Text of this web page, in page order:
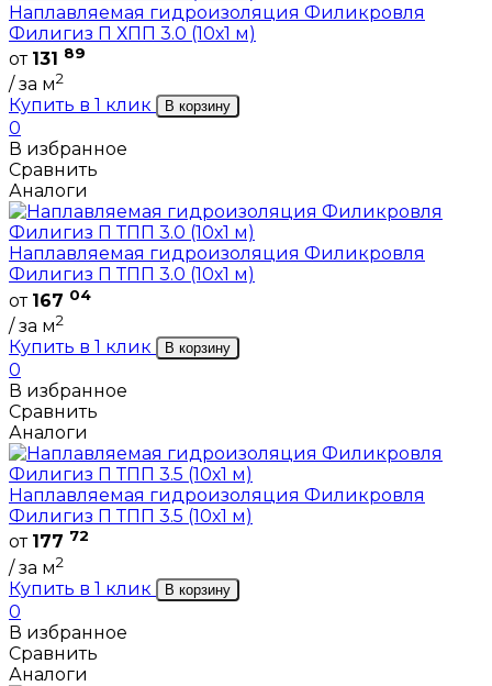
Наплавляемая гидроизоляция Филикровля
Филигиз П ХПП 3.0 (10х1 м)
от 131 89
/ за м2
Купить в 1 клик В корзину
0
В избранное
Сравнить
Аналоги
Наплавляемая гидроизоляция Филикровля
Филигиз П ТПП 3.0 (10х1 м)
от 167 04
/ за м2
Купить в 1 клик В корзину
0
В избранное
Сравнить
Аналоги
Наплавляемая гидроизоляция Филикровля
Филигиз П ТПП 3.5 (10х1 м)
от 177 72
/ за м2
Купить в 1 клик В корзину
0
В избранное
Сравнить
Аналоги